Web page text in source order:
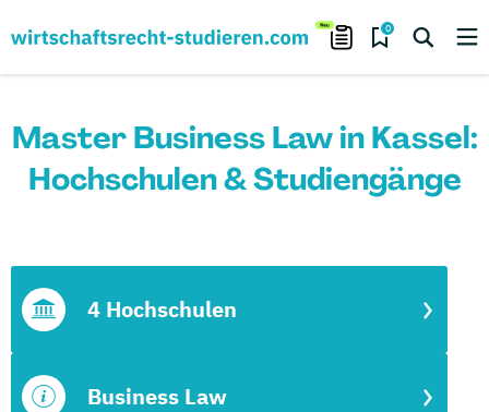
0
Master Business Law in Kassel:
Hochschulen & Studiengänge
Business Law
4 Hochschulen